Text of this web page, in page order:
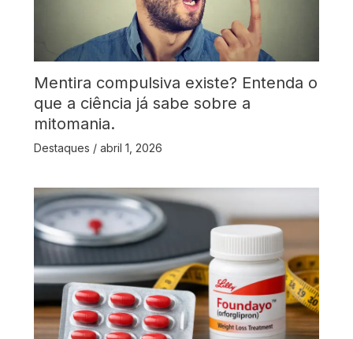
Mentira compulsiva existe? Entenda o
que a ciência já sabe sobre a
mitomania.
Destaques / abril 1, 2026